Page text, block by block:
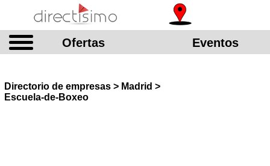
Ofertas Eventos
Directorio de empresas > Madrid >
Escuela-de-Boxeo